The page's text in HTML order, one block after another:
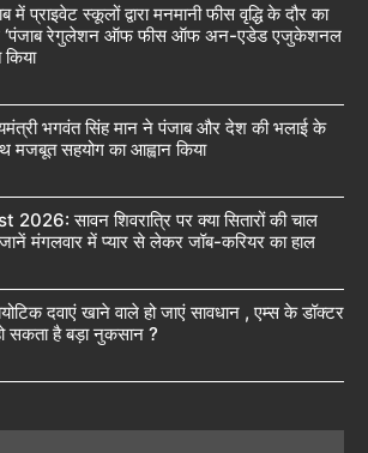
स्कूलों द्वारा मनमानी फीस वृद्धि के दौर का
‘पंजाब रेगुलेशन ऑफ फीस ऑफ अन-एडेड एजुकेशनल
भगवंत सिंह मान ने पंजाब और देश की भलाई के
मजबूत सहयोग का आह्वान किया
सावन शिवरात्रि पर क्या सितारों की चाल
मंगलवार में प्यार से लेकर जॉब-करियर का हाल
दवाएं खाने वाले हो जाएं सावधान , एम्स के डॉक्टर
सकता है बड़ा नुकसान ?